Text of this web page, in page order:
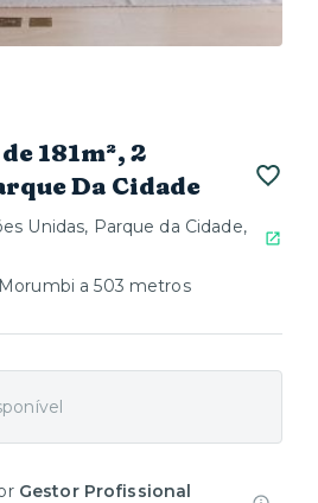
181m², 2
Da Cidade
Unidas, Parque da Cidade,
a 503 metros
Gestor Profissional